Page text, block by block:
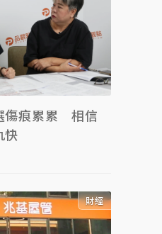
傷痕累累 相信
快
財經